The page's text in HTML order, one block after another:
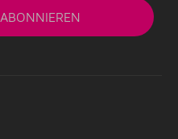
ABONNIEREN